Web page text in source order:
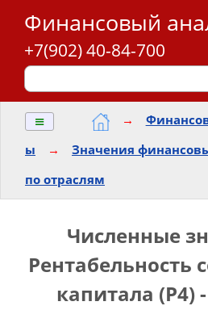
Финансовый
+7(902) 40-84-700
≡ →
ы
→
Значения
по отраслям
Численные
Pентабельность
капитала (Р4)